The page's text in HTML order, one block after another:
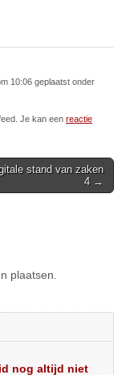
10:06 geplaatst onder
Je kan een reactie
stand van zaken
4 →
plaatsen.
nog altijd niet